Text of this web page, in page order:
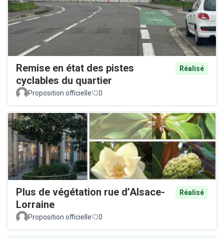
Remise en état des pistes
cyclables du quartier
Réalisé
Proposition officielle 0
Plus de végétation rue d’Alsace-
Lorraine
Réalisé
Proposition officielle 0